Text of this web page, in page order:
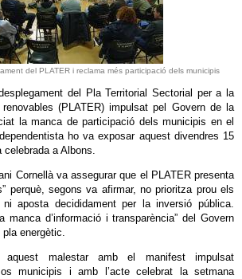
del PLATER i reclama més participació dels municipis
del Pla Territorial Sectorial per a la
renovables (PLATER) impulsat pel Govern de la
la manca de participació dels municipis en el
ho va exposar aquest divendres 15
celebrada a Albons.
Cornellà va assegurar que el PLATER presenta
perquè, segons va afirmar, no prioritza prou els
aposta decididament per la inversió pública.
manca d’informació i transparència” del Govern
energètic.
aquest malestar amb el manifest impulsat
municipis i amb l’acte celebrat la setmana